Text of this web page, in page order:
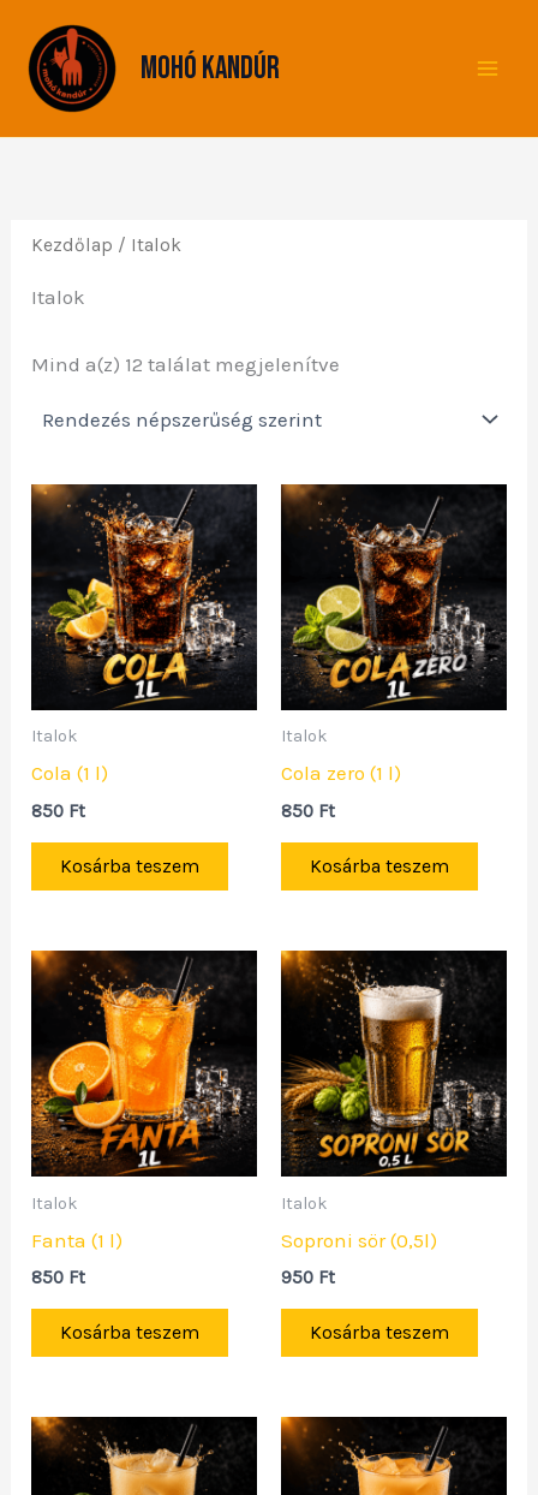
content
Mohó Kandúr
Kezdőlap / Italok
Italok
Mind a(z) 12 találat megjelenítve
Italok
Cola (1 l)
850 Ft
Kosárba teszem
Italok
Cola zero (1 l)
850 Ft
Kosárba teszem
Italok
Fanta (1 l)
850 Ft
Kosárba teszem
Italok
Soproni sör (0,5l)
950 Ft
Kosárba teszem